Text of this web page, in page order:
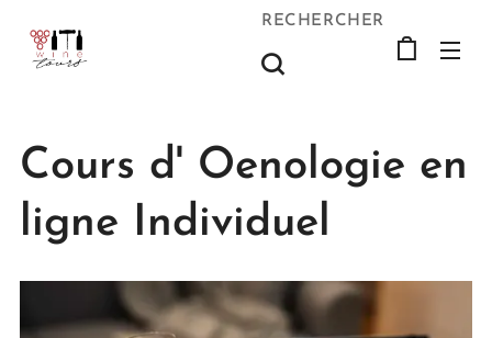
RECHERCHER
Cours d' Oenologie en
ligne Individuel